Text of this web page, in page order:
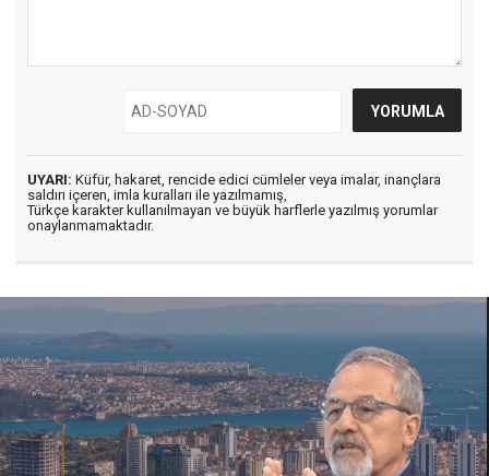
UYARI: Küfür, hakaret, rencide edici cümleler veya imalar, inançlara
saldırı içeren, imla kuralları ile yazılmamış,
Türkçe karakter kullanılmayan ve büyük harflerle yazılmış yorumlar
onaylanmamaktadır.